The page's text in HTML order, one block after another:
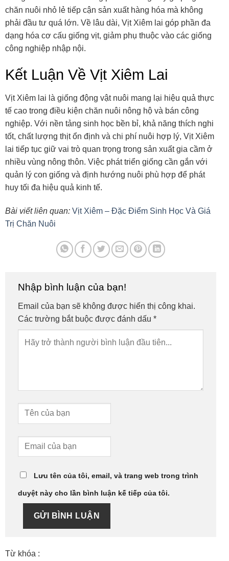
chăn nuôi nhỏ lẻ tiếp cận sản xuất hàng hóa mà không
phải đầu tư quá lớn. Về lâu dài, Vịt Xiêm lai góp phần đa
dạng hóa cơ cấu giống vịt, giảm phụ thuộc vào các giống
công nghiệp nhập nội.
Kết Luận Về Vịt Xiêm Lai
Vịt Xiêm lai là giống động vật nuôi mang lại hiệu quả thực
tế cao trong điều kiện chăn nuôi nông hộ và bán công
nghiệp. Với nền tảng sinh học bền bỉ, khả năng thích nghi
tốt, chất lượng thịt ổn định và chi phí nuôi hợp lý, Vịt Xiêm
lai tiếp tục giữ vai trò quan trọng trong sản xuất gia cầm ở
nhiều vùng nông thôn. Việc phát triển giống cần gắn với
quản lý con giống và định hướng nuôi phù hợp để phát
huy tối đa hiệu quả kinh tế.
Bài viết liên quan: Vịt Xiêm – Đặc Điểm Sinh Học Và Giá
Trị Chăn Nuôi
Nhập bình luận của bạn!
Email của bạn sẽ không được hiển thị công khai.
Các trường bắt buộc được đánh dấu *
Lưu tên của tôi, email, và trang web trong trình
duyệt này cho lần bình luận kế tiếp của tôi.
GỬI BÌNH LUẬN
Từ khóa :